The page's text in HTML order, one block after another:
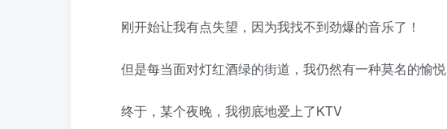
刚开始让我有点失望，因为我找不到劲爆的音乐了！
但是每当面对灯红酒绿的街道，我仍然有一种莫名的愉悦
终于，某个夜晚，我彻底地爱上了KTV